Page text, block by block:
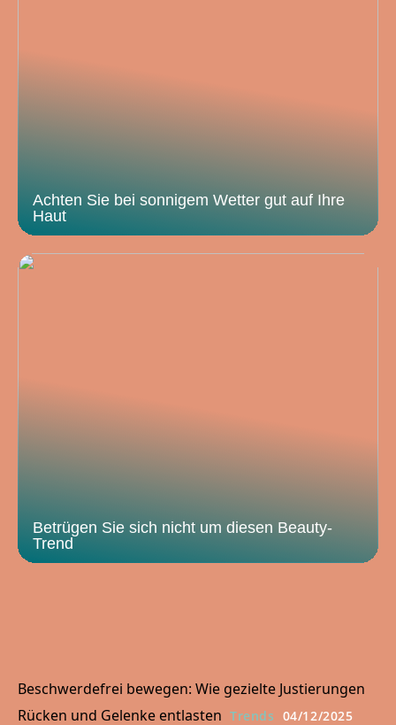
Achten Sie bei sonnigem Wetter gut auf Ihre
Haut
Betrügen Sie sich nicht um diesen Beauty-
Trend
Beschwerdefrei bewegen: Wie gezielte Justierungen
Rücken und Gelenke entlasten Trends 04/12/2025